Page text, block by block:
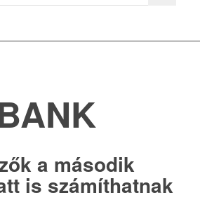
a második
is számíthatnak